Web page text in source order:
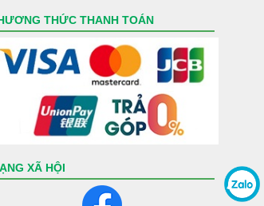
THỨC THANH TOÁN
XÃ HỘI